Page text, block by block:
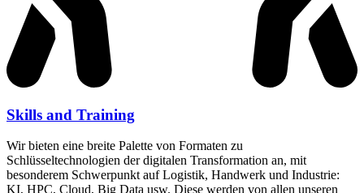
Skills and Training
Wir bieten eine breite Palette von Formaten zu
Schlüsseltechnologien der digitalen Transformation an, mit
besonderem Schwerpunkt auf Logistik, Handwerk und Industrie:
KI, HPC, Cloud, Big Data usw. Diese werden von allen unseren